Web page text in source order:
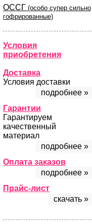
ОССГ (особо супер сильно
гофрированные)
Условия
приобретения
Доставка
Условия доставки
подробнее »
Гарантии
Гарантируем
качественный
материал
подробнее »
Оплата заказов
подробнее »
Прайс-лист
скачать »